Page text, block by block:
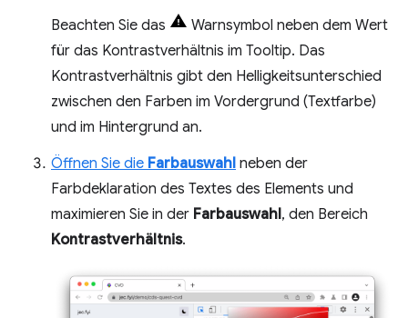
Beachten Sie das
Warnsymbol neben dem Wert
für das Kontrastverhältnis im Tooltip. Das
Kontrastverhältnis gibt den Helligkeitsunterschied
zwischen den Farben im Vordergrund (Textfarbe)
und im Hintergrund an.
Öffnen Sie die Farbauswahl neben der
Farbdeklaration des Textes des Elements und
maximieren Sie in der Farbauswahl, den Bereich
Kontrastverhältnis.